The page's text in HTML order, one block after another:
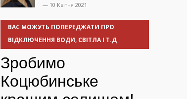
— 10 Квітня 2021
ВАС МОЖУТЬ ПОПЕРЕДЖАТИ ПРО
ВІДКЛЮЧЕННЯ ВОДИ, СВІТЛА І Т.Д